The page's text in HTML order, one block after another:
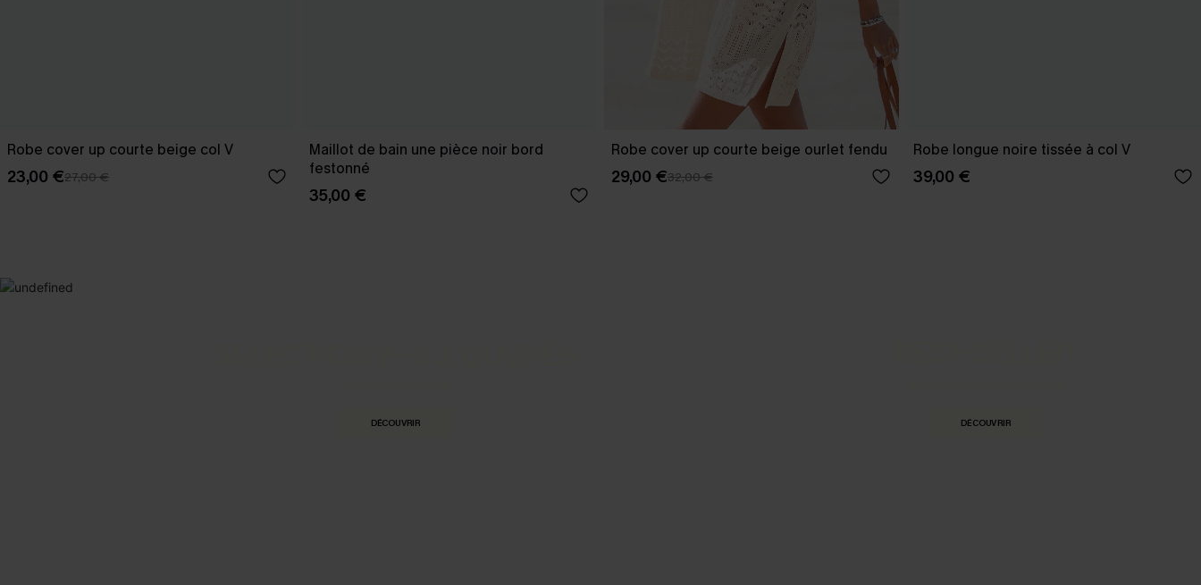
Robe cover up courte beige col V
23,00 €27,00 €
Maillot de bain une pièce noir bord
festonné
35,00 €
Robe cover up courte beige ourlet fendu
29,00 €32,00 €
Robe longue noire tissée à col V
39,00 €
DÉCOUVRIR DÉCOUVRIR